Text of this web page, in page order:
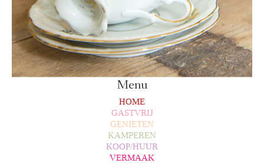
Menu
HOME
GASTVRIJ
GENIETEN
KAMPEREN
KOOP/HUUR
VERMAAK